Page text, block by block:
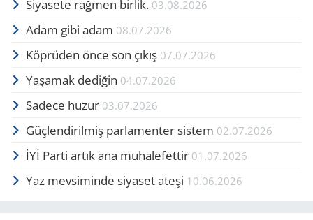
Siyasete rağmen birlik. 03.08.2026
Adam gibi adam 08.07.2026
Köprüden önce son çıkış 07.07.2026
Yaşamak dediğin 04.07.2026
Sadece huzur 03.07.2026
Güçlendirilmiş parlamenter sistem 02.07.2026
İYİ Parti artık ana muhalefettir 01.07.2026
Yaz mevsiminde siyaset ateşi 10.06.2026